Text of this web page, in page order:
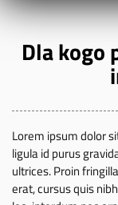
Dla kogo
Lorem ipsum dolor
ligula id purus
ultrices. Proin
erat, cursus quis